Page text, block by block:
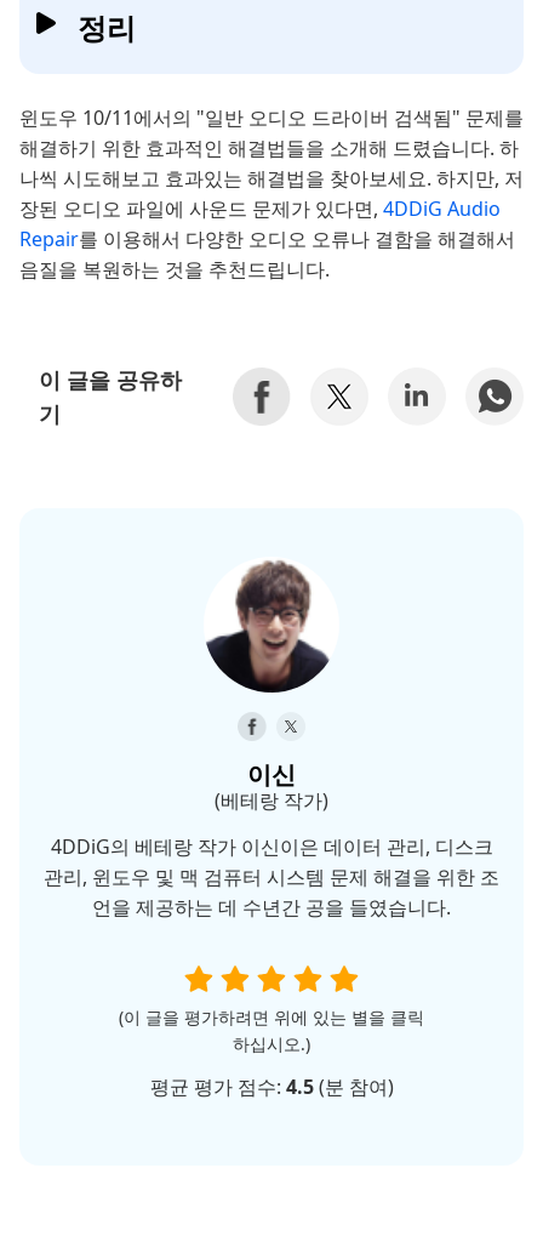
정리
윈도우 10/11에서의 "일반 오디오 드라이버 검색됨" 문제를
해결하기 위한 효과적인 해결법들을 소개해 드렸습니다. 하
나씩 시도해보고 효과있는 해결법을 찾아보세요. 하지만, 저
장된 오디오 파일에 사운드 문제가 있다면, 4DDiG Audio
Repair를 이용해서 다양한 오디오 오류나 결함을 해결해서
음질을 복원하는 것을 추천드립니다.
이 글을 공유하
기
이신
(베테랑 작가)
4DDiG의 베테랑 작가 이신이은 데이터 관리, 디스크
관리, 윈도우 및 맥 검퓨터 시스템 문제 해결을 위한 조
언을 제공하는 데 수년간 공을 들였습니다.
(이 글을 평가하려면 위에 있는 별을 클릭
하십시오.)
평균 평가 점수: 4.5(분 참여)